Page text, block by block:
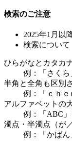
検索のご注意
2025年1月以
検索について
ひらがなとカタカ
例：「さくら
半角と全角も区別
例：「ｃｈｅ
アルファベットの
例：「ABC」
濁点・半濁点（が
例：「かばん